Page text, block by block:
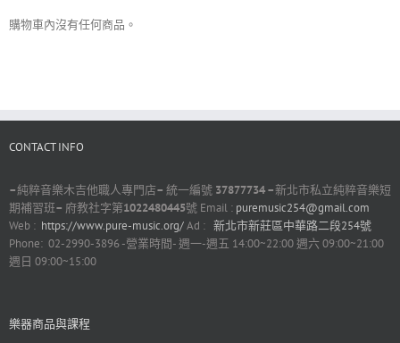
購物車內沒有任何商品。
CONTACT INFO
–純粹音樂木吉他職人專門店– 統一編號 37877734 –新北市私立純粹音樂短
期補習班– 府教社字第1022480445號 Email : puremusic254@gmail.com
Web : https://www.pure-music.org/Ad : 新北市新莊區中華路二段254號
Phone: 02-2990-3896 -營業時間- 週一-週五 14:00~22:00 週六 09:00~21:00
週日 09:00~15:00
樂器商品與課程